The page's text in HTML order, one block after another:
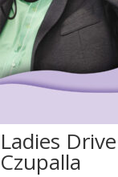
Ladies
Czupalla